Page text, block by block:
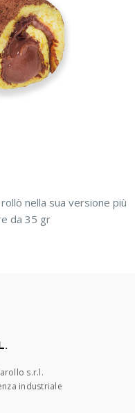
nella sua versione più
da 35 gr
s.r.l.
industriale